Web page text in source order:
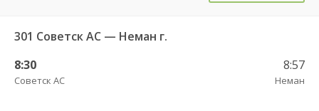
301 Советск АС — Неман г.
8:30
Советск АС
8:57
Неман